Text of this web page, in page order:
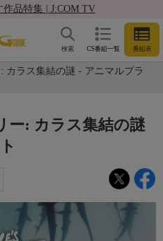
品特集 | J:COM TV
CS番組一覧 番組表
検索
カラス集結の謎 - アニマルプラ
ー: カラス集結の謎